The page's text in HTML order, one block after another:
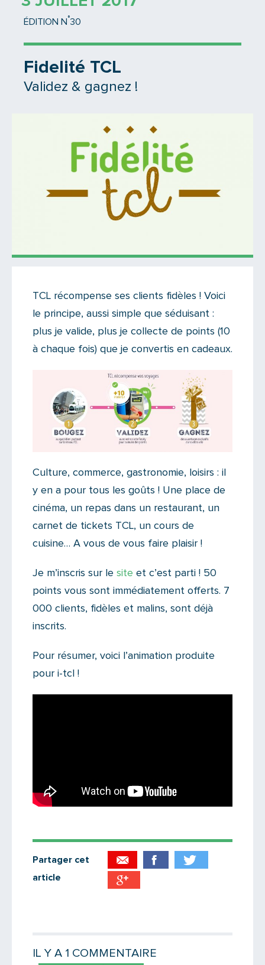
ÉDITION N °30
Fidelité TCL
Validez & gagnez !
Il y a un commentaire sur cet article
Ajoutez le vôtre
TCL récompense ses clients fidèles ! Voici
le principe, aussi simple que séduisant :
plus je valide, plus je collecte de points (10
à chaque fois) que je convertis en cadeaux.
Culture, commerce, gastronomie, loisirs : il
y en a pour tous les goûts ! Une place de
cinéma, un repas dans un restaurant, un
carnet de tickets TCL, un cours de
cuisine… A vous de vous faire plaisir !
Je m’inscris sur le site et c’est parti ! 50
points vous sont immédiatement offerts. 7
000 clients, fidèles et malins, sont déjà
inscrits.
Pour résumer, voici l’animation produite
pour i-tcl !
Partager cet
article
IL Y A 1 COMMENTAIRE